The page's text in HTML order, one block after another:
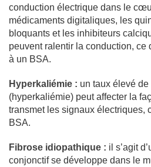
conduction électrique dans le
médicaments digitaliques, les
bloquants et les inhibiteurs
peuvent ralentir la conduction, ce
à un BSA.
Hyperkaliémie : un taux élevé
(hyperkaliémie) peut affecter la
transmet les signaux électriques,
BSA.
Fibrose idiopathique : il s’agit
conjonctif se développe dans le